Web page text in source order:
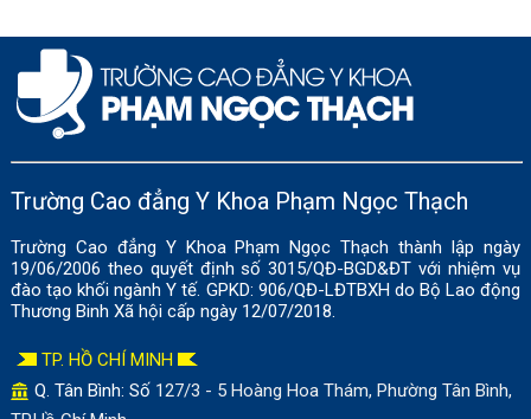
Trường Cao đẳng Y Khoa Phạm Ngọc Thạch
Trường Cao đẳng Y Khoa Phạm Ngọc Thạch thành lập ngày
19/06/2006 theo quyết định số 3015/QĐ-BGD&ĐT với nhiệm vụ
đào tạo khối ngành Y tế. GPKD: 906/QĐ-LĐTBXH do Bộ Lao động
Thương Binh Xã hội cấp ngày 12/07/2018.
TP. HỒ CHÍ MINH
Q. Tân Bình: Số 127/3 - 5 Hoàng Hoa Thám, Phường Tân Bình,